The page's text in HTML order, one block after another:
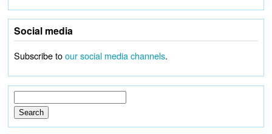
Social media
Subscribe toour social media channels.